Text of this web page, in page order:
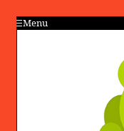
Menu